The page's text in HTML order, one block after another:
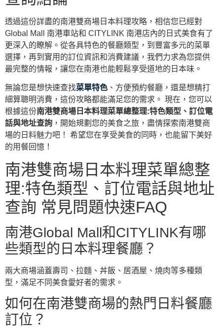
透過這份詳盡的南港雙商場日本料理攻略，相信您已經對
Global Mall 南港車站和 CITYLINK 南港店內的日式美食有了
更深入的瞭解。從各具特色的餐廳類型，到豐富多元的菜單
選擇，再到實用的訂位資訊和消費建議，我們力求為您提供
最完整的情報，讓您在南港也能輕鬆享受道地的日本味。
無論您是想快速查找菜單特色 、方便預約餐廳，還是想精打
細算聰明消費，這份攻略都能滿足您的需求。 現在，您可以
根據這份南港雙商場日本料理菜單總整理:特色類型、訂位電
話與地址查詢 ，開始規劃您的美食之旅，盡情探索南港雙商
場的日料魅力吧！ 希望您在享受美食的同時，也能留下美好
的用餐回憶！
南港雙商場日本料理菜單總整
理:特色類型、訂位電話與地址
查詢 常見問題快速FAQ
南港Global Mall和CITYLINK有哪
些類型的日本料理餐廳？
兩大商場涵蓋壽司、拉麵、丼飯、居酒屋、燒肉等多種類
型，滿足不同美食愛好者的需求。
如何在南港雙商場的熱門日料餐廳
訂位？